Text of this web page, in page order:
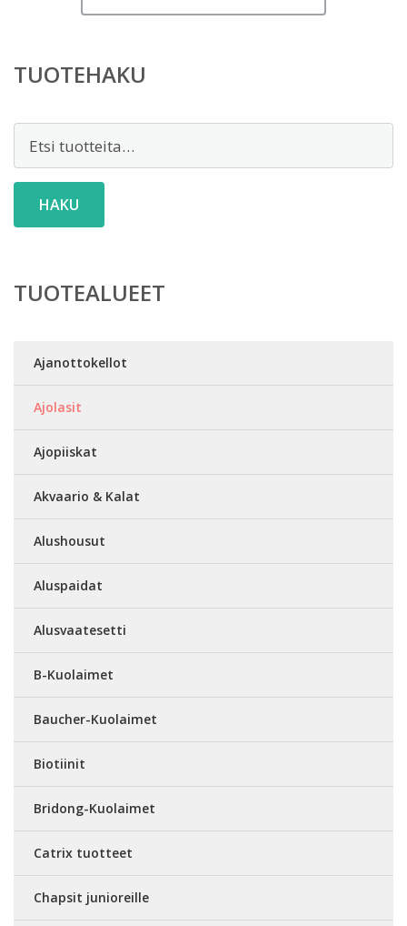
TUOTEHAKU
HAKU
TUOTEALUEET
Ajanottokellot
Ajolasit
Ajopiiskat
Akvaario & Kalat
Alushousut
Aluspaidat
Alusvaatesetti
B-Kuolaimet
Baucher-Kuolaimet
Biotiinit
Bridong-Kuolaimet
Catrix tuotteet
Chapsit junioreille